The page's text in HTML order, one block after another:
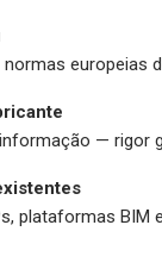
— rigor
plataformas